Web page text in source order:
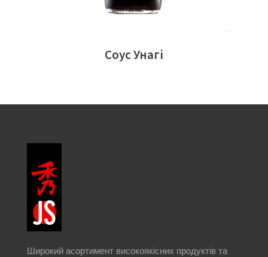
Соус Унагі
Широкий асортимент високоякісних продуктів та